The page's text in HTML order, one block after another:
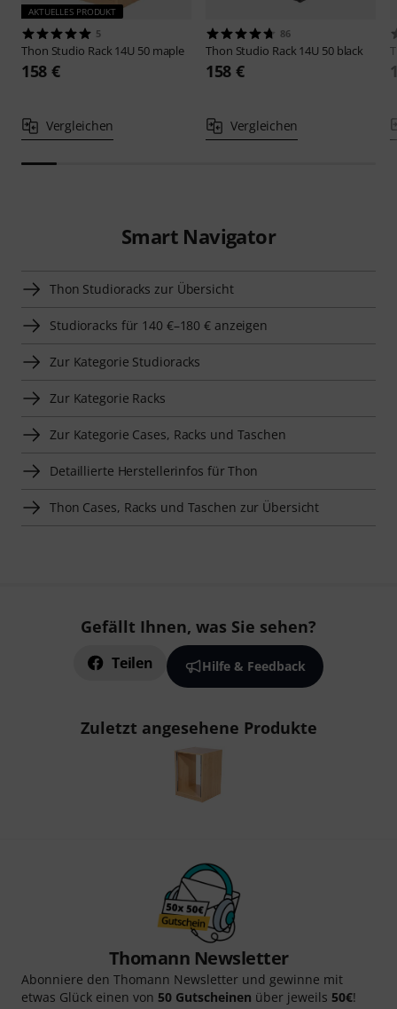
AKTUELLES PRODUKT
5
Thon Studio Rack 14U 50 maple
158 €
Vergleichen
86
Thon Studio Rack 14U 50 black
158 €
Vergleichen
Smart Navigator
Thon Studioracks zur Übersicht
Studioracks für 140 €–180 € anzeigen
Zur Kategorie Studioracks
Zur Kategorie Racks
Zur Kategorie Cases, Racks und Taschen
Detaillierte Herstellerinfos für Thon
Thon Cases, Racks und Taschen zur Übersicht
Gefällt Ihnen, was Sie sehen?
Teilen Hilfe & Feedback
Zuletzt angesehene Produkte
Thomann Newsletter
Abonniere den Thomann Newsletter und gewinne mit
etwas Glück einen von 50 Gutscheinen über jeweils 50€!